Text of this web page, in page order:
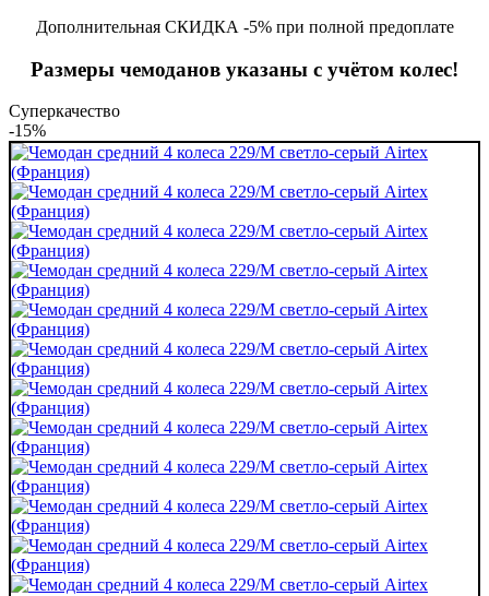
Дополнительная СКИДКА -5% при полной предоплате
Размеры чемоданов указаны с учётом колес!
Суперкачество
-15%